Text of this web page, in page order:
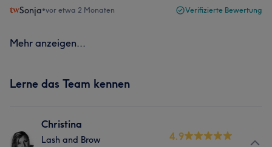
Sonja•vor etwa 2 Monaten Verifizierte Bewertung
Mehr anzeigen...
Lerne das Team kennen
Christina
Lash and Brow
4.9